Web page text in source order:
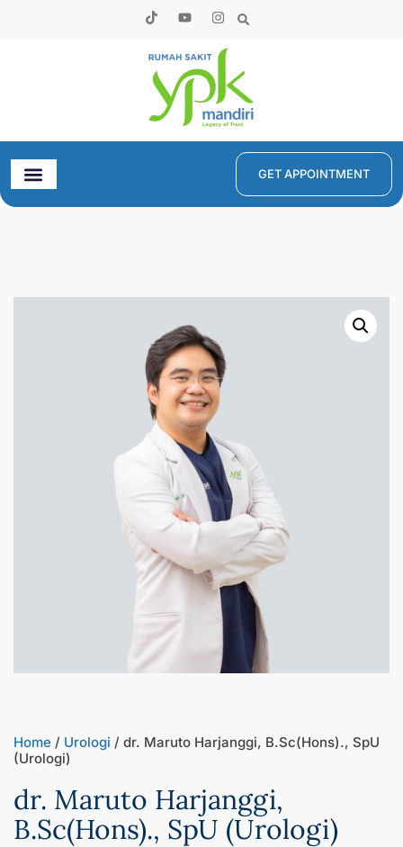
GET APPOINTMENT
Home / Urologi / dr. Maruto Harjanggi, B.Sc(Hons)., SpU
(Urologi)
dr. Maruto Harjanggi,
B.Sc(Hons)., SpU (Urologi)